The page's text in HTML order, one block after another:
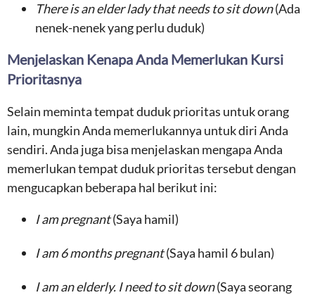
There is an elder lady that needs to sit down(Ada
nenek-nenek yang perlu duduk)
Menjelaskan Kenapa Anda Memerlukan Kursi
Prioritasnya
Selain meminta tempat duduk prioritas untuk orang
lain, mungkin Anda memerlukannya untuk diri Anda
sendiri. Anda juga bisa menjelaskan mengapa Anda
memerlukan tempat duduk prioritas tersebut dengan
mengucapkan beberapa hal berikut ini:
I am pregnant(Saya hamil)
I am 6 months pregnant(Saya hamil 6 bulan)
I am an elderly. I need to sit down(Saya seorang